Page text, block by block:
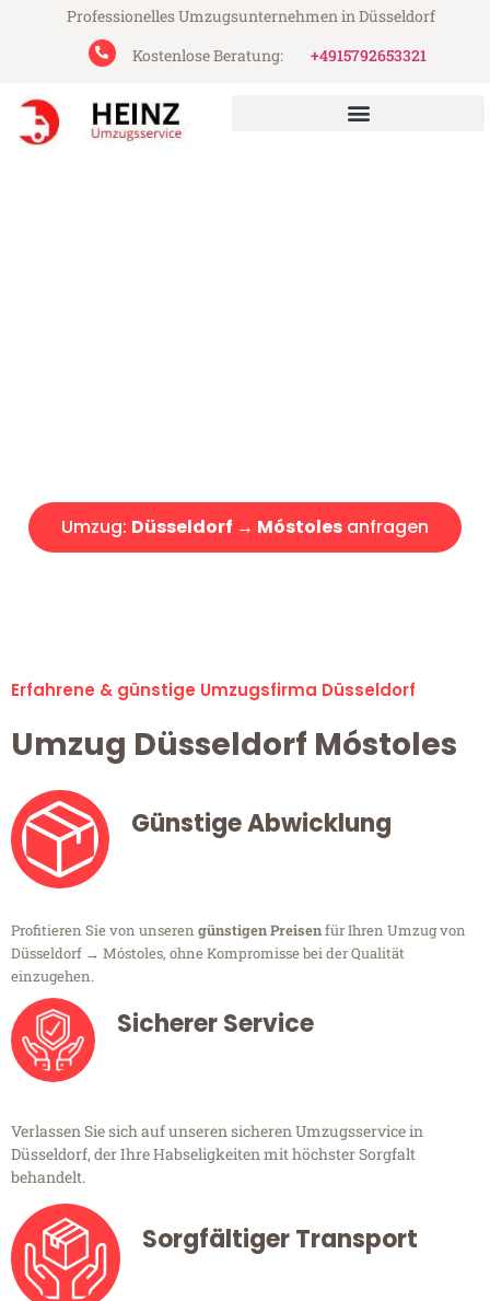
Professionelles Umzugsunternehmen in Düsseldorf
Kostenlose Beratung:
+4915792653321
Umzug: Düsseldorf → Móstoles anfragen
Erfahrene & günstige Umzugsfirma Düsseldorf
Umzug Düsseldorf Móstoles
Günstige Abwicklung
Profitieren Sie von unseren günstigen Preisenfür Ihren Umzug von
Düsseldorf → Móstoles, ohne Kompromisse bei der Qualität
einzugehen.
Sicherer Service
Verlassen Sie sich auf unseren sicheren Umzugsservice in
Düsseldorf, der Ihre Habseligkeiten mit höchster Sorgfalt
behandelt.
Sorgfältiger Transport